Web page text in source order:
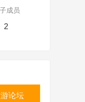
成员
2
论坛